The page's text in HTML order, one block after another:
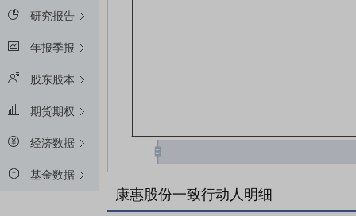
研究报告
年报季报
股东股本
期货期权
经济数据
基金数据
康惠股份一致行动人明细